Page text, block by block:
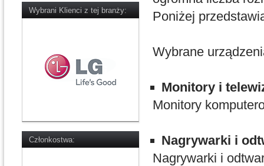
Poniżej
Wybrane
Monitory i
Monitory
Nagrywarki i
Nagrywarki i
Wybrani Klienci z tej branży:
Członkostwa: